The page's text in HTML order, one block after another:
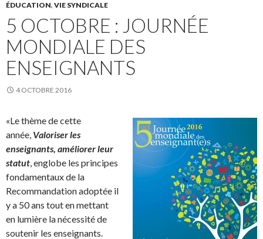
ÉDUCATION, VIE SYNDICALE
5 OCTOBRE : JOURNÉE
MONDIALE DES
ENSEIGNANTS
4 OCTOBRE 2016
«Le thème de cette
année, Valoriser les
enseignants, améliorer leur
statut , englobe les principes
fondamentaux de la
Recommandation adoptée il
y a 50 ans tout en mettant
en lumière la nécessité de
soutenir les enseignants.